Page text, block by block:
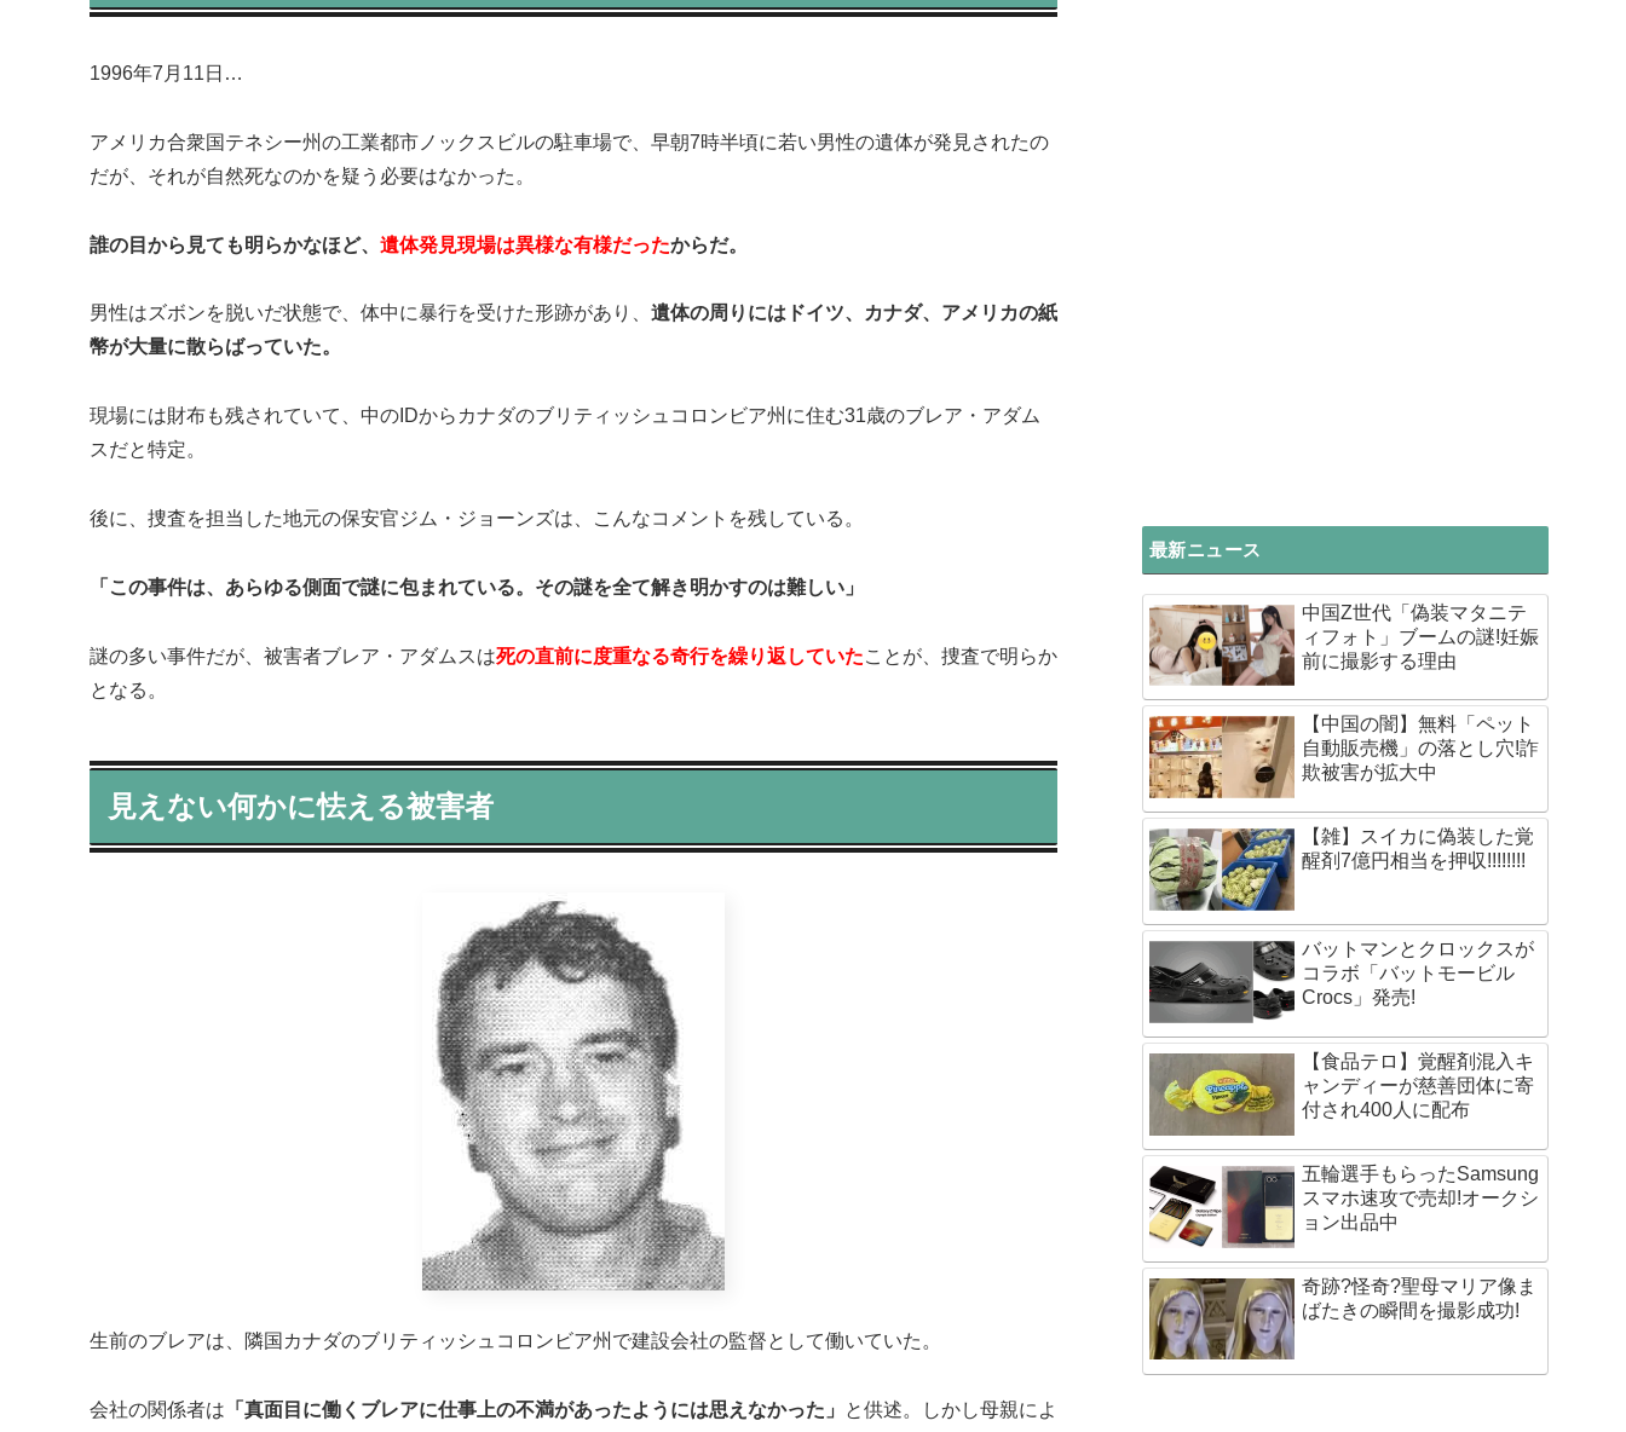
1996年7月11日…
アメリカ合衆国テネシー州の工業都市ノックスビルの駐車場で、早朝7時半頃に若い男性の遺体が発見されたの
だが、それが自然死なのかを疑う必要はなかった。
誰の目から見ても明らかなほど、 遺体発見現場は異様な有様だったからだ。
男性はズボンを脱いだ状態で、体中に暴行を受けた形跡があり、 遺体の周りにはドイツ、カナダ、アメリカの紙
幣が大量に散らばっていた。
現場には財布も残されていて、中のIDからカナダのブリティッシュコロンビア州に住む31歳のブレア・アダム
スだと特定。
後に、捜査を担当した地元の保安官ジム・ジョーンズは、こんなコメントを残している。
「この事件は、あらゆる側面で謎に包まれている。その謎を全て解き明かすのは難しい」
謎の多い事件だが、被害者ブレア・アダムスは死の直前に度重なる奇行を繰り返していたことが、捜査で明らか
となる。
見えない何かに怯える被害者
生前のブレアは、隣国カナダのブリティッシュコロンビア州で建設会社の監督として働いていた。
会社の関係者は 「真面目に働くブレアに仕事上の不満があったようには思えなかった」
と供述。しかし母親によ
最新ニュース
中国Z世代「偽装マタニテ
ィフォト」ブームの謎!妊娠
前に撮影する理由
【中国の闇】無料「ペット
自動販売機」の落とし穴!詐
欺被害が拡大中
【雑】スイカに偽装した覚
醒剤7億円相当を押収!!!!!!!!
バットマンとクロックスが
コラボ「バットモービル
Crocs」発売!
【食品テロ】覚醒剤混入キ
ャンディーが慈善団体に寄
付され400人に配布
五輪選手もらったSamsung
スマホ速攻で売却!オークシ
ョン出品中
奇跡?怪奇?聖母マリア像ま
ばたきの瞬間を撮影成功!